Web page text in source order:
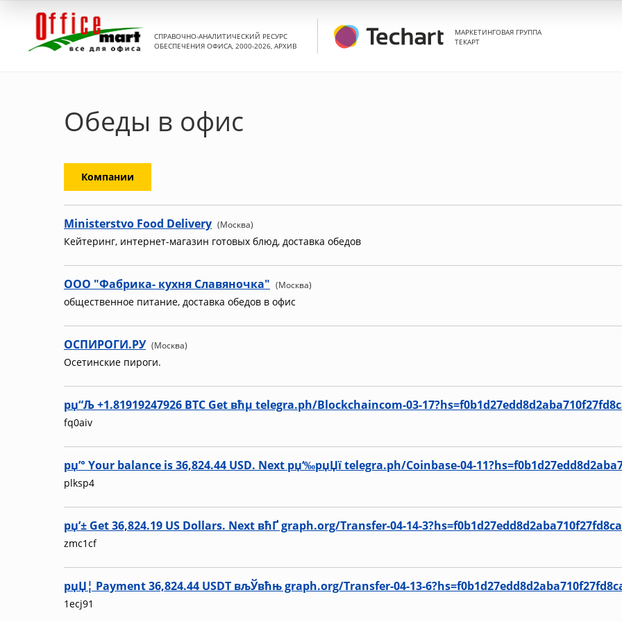
СПРАВОЧНО-АНАЛИТИЧЕСКИЙ РЕСУРС
ОБЕСПЕЧЕНИЯ ОФИСА, 2000-2026, АРХИВ
МАРКЕТИНГОВАЯ ГРУППА
ТЕКАРТ
Обеды в офис
Компании
Ministerstvo Food Delivery (Москва)
Кейтеринг, интернет-магазин готовых блюд, доставка обедов
ООО "Фабрика- кухня Славяночка" (Москва)
общественное питание, доставка обедов в офис
ОСПИРОГИ.РУ (Москва)
Осетинские пироги.
рџ“Љ +1.81919247926 BTC Get вћµ telegra.ph/Blockchaincom-03-
fq0aiv
рџ’° Your balance is 36,824.44 USD. Next рџ‘‰рџЏї telegra.ph/Coinbase-04-
plksp4
рџ’± Get 36,824.19 US Dollars. Next вћҐ graph.org/Transfer-04-14-
zmc1cf
рџЏ¦ Payment 36,824.44 USDT вљЎвћњ graph.org/Transfer-04-13-
1ecj91